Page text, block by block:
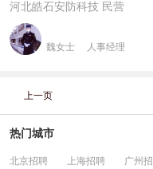
河北皓石安防科技 民营
魏女士 人事经理
上一页
热门城市
北京招聘 上海招聘 广州